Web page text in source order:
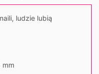
ludzie lubią
mm